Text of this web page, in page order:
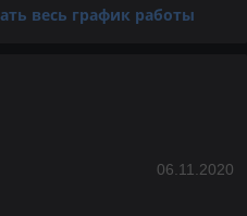
весь график работы
06.11.2020